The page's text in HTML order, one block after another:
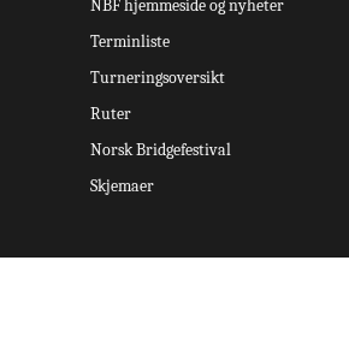
NBF hjemmeside og nyheter
Terminliste
Turneringsoversikt
Ruter
Norsk Bridgefestival
Skjemaer